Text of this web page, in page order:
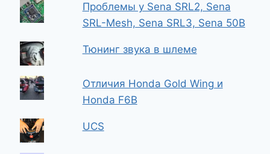
Проблемы у Sena SRL2, Sena
SRL-Mesh, Sena SRL3, Sena 50B
Тюнинг звука в шлеме
Отличия Honda Gold Wing и
Honda F6B
UCS